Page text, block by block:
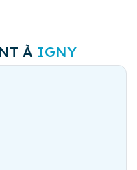
À IGNY